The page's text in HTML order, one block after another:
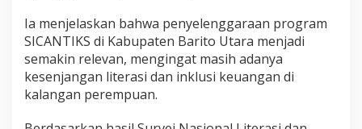
Ia menjelaskan bahwa penyelenggaraan program
SICANTIKS di Kabupaten Barito Utara menjadi
semakin relevan, mengingat masih adanya
kesenjangan literasi dan inklusi keuangan di
kalangan perempuan.